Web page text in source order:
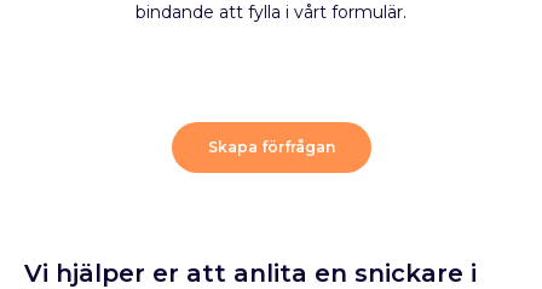
bindande att fylla i vårt formulär.
Skapa förfrågan
Vi hjälper er att anlita en snickare i